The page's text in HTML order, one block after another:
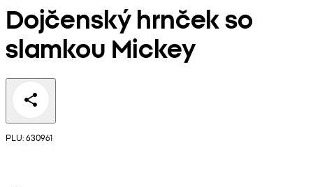
Dojčenský hrnček so
slamkou Mickey
PLU: 630961